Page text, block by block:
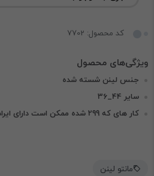
کد محصول: 7702
جنس لینن شسته شده
سایر 44_36
کار های که 299 شده ممکن است دارای ایراد باشد
مانتو لینن